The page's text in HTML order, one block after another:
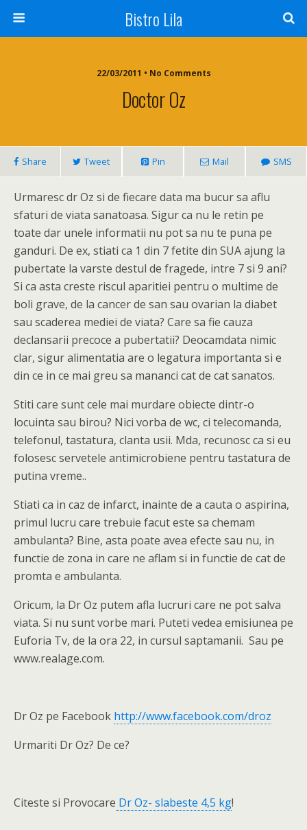
Bistro Lila
22/03/2011 • No Comments
Doctor Oz
Share Tweet Pin Mail SMS
Urmaresc dr Oz si de fiecare data ma bucur sa aflu
sfaturi de viata sanatoasa. Sigur ca nu le retin pe
toate dar unele informatii nu pot sa nu te puna pe
ganduri. De ex, stiati ca 1 din 7 fetite din SUA ajung la
pubertate la varste destul de fragede, intre 7 si 9 ani?
Si ca asta creste riscul aparitiei pentru o multime de
boli grave, de la cancer de san sau ovarian la diabet
sau scaderea mediei de viata? Care sa fie cauza
declansarii precoce a pubertatii? Deocamdata nimic
clar, sigur alimentatia are o legatura importanta si e
din ce in ce mai greu sa mananci cat de cat sanatos.
Stiti care sunt cele mai murdare obiecte dintr-o
locuinta sau birou? Nici vorba de wc, ci telecomanda,
telefonul, tastatura, clanta usii. Mda, recunosc ca si eu
folosesc servetele antimicrobiene pentru tastatura de
putina vreme..
Stiati ca in caz de infarct, inainte de a cauta o aspirina,
primul lucru care trebuie facut este sa chemam
ambulanta? Bine, asta poate avea efecte sau nu, in
functie de zona in care ne aflam si in functie de cat de
promta e ambulanta.
Oricum, la Dr Oz putem afla lucruri care ne pot salva
viata. Si nu sunt vorbe mari. Puteti vedea emisiunea pe
Euforia Tv, de la ora 22, in cursul saptamanii. Sau pe
www.realage.com.
Dr Oz pe Facebook http://www.facebook.com/droz
Urmariti Dr Oz? De ce?
Citeste si Provocare Dr Oz- slabeste 4,5 kg!